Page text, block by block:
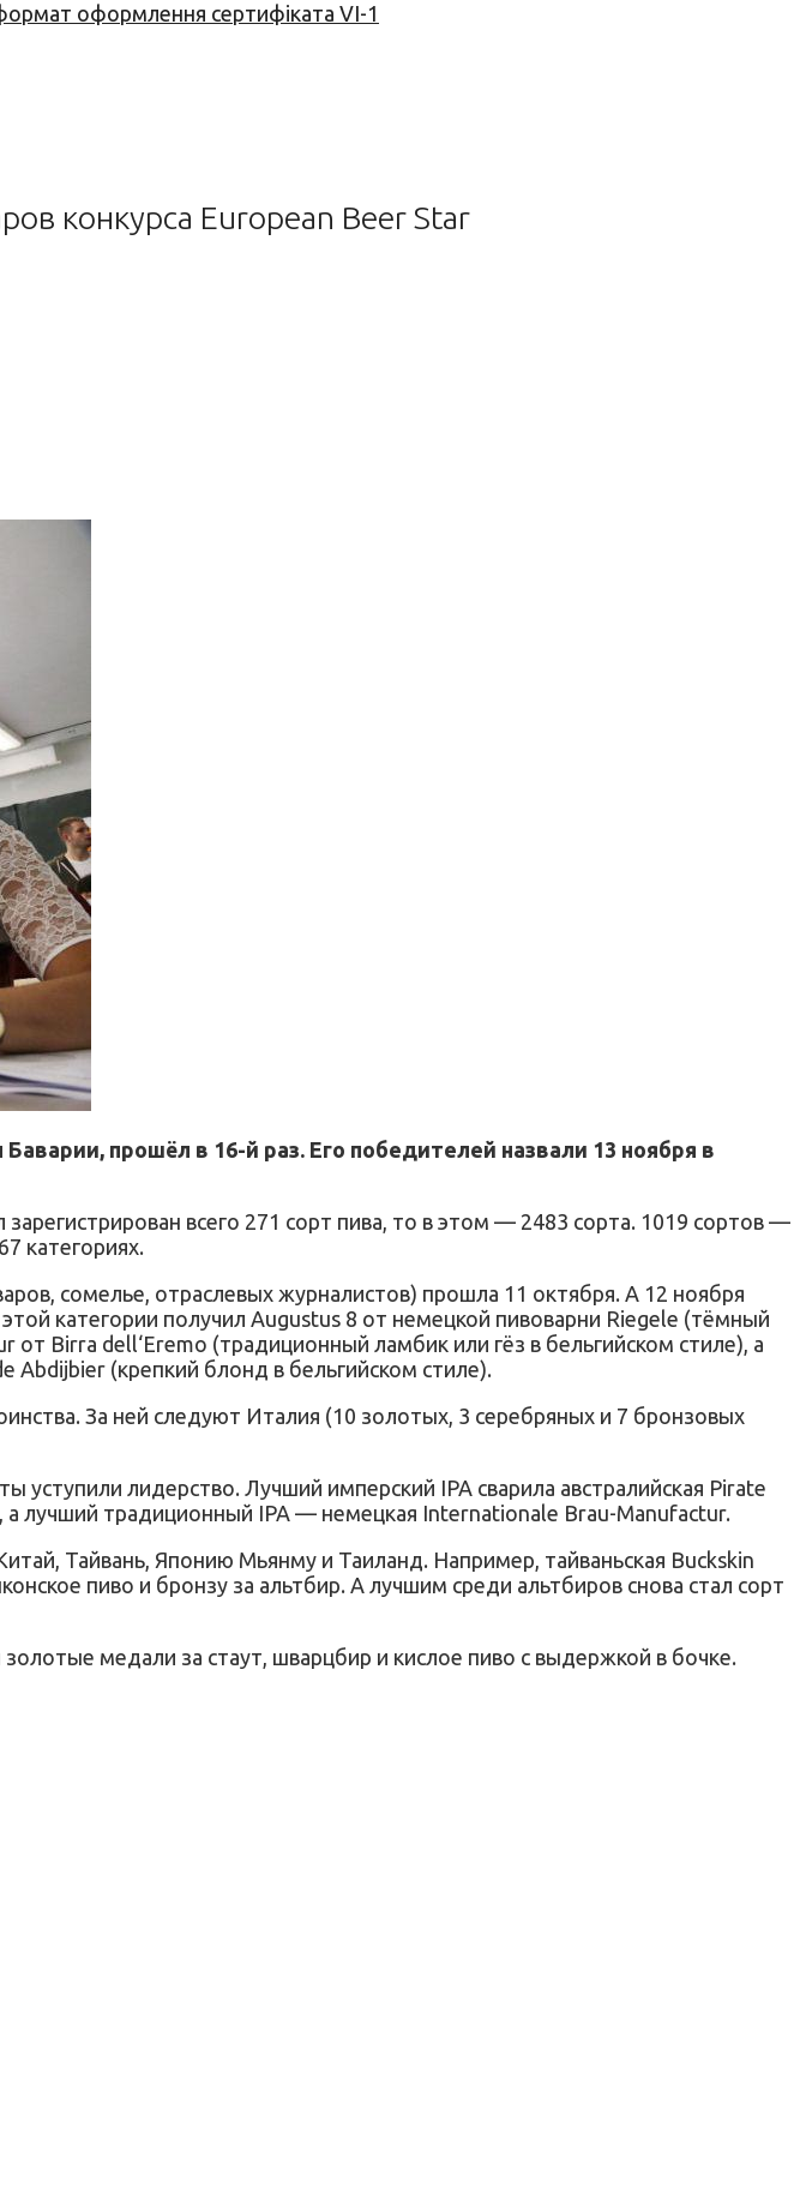
оформлення сертифіката VI-1
конкурса European Beer Star
прошёл в 16-й раз. Его победителей назвали 13 ноября в
всего 271 сорт пива, то в этом — 2483 сорта. 1019 сортов —
категориях.
сомелье, отраслевых журналистов) прошла 11 октября. А 12 ноября
категории получил Augustus 8 от немецкой пивоварни Riegele (тёмный
Birra dell‘Eremo (традиционный ламбик или гёз в бельгийском стиле), а
Abdijbier (крепкий блонд в бельгийском стиле).
За ней следуют Италия (10 золотых, 3 серебряных и 7 бронзовых
лидерство. Лучший имперский IPA сварила австралийская Pirate
лучший традиционный IPA — немецкая Internationale Brau-Manufactur.
Тайвань, Японию Мьянму и Таиланд. Например, тайваньская Buckskin
пиво и бронзу за альтбир. А лучшим среди альтбиров снова стал сорт
медали за стаут, шварцбир и кислое пиво с выдержкой в бочке.